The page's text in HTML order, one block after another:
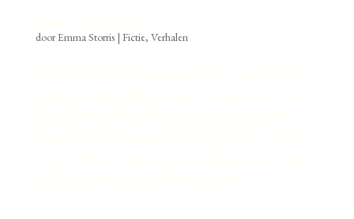
doorEmma Storris| Fictie, Verhalen